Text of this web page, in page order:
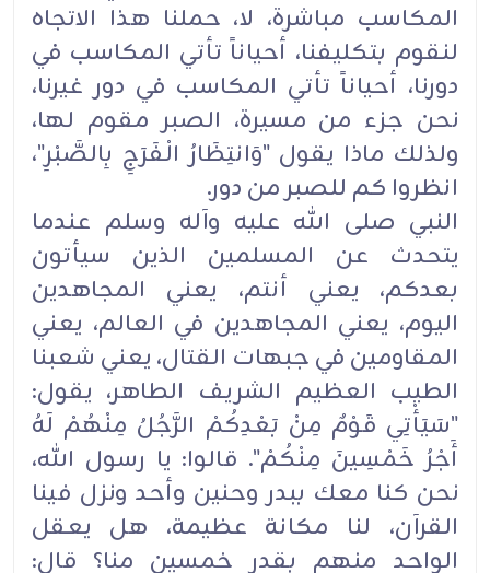
المكاسب مباشرة، لا، حملنا هذا الاتجاه
لنقوم بتكليفنا، أحياناً تأتي المكاسب في
دورنا، أحياناً تأتي المكاسب في دور غيرنا،
نحن جزء من مسيرة، الصبر مقوم لها،
ولذلك ماذا يقول "وَانتِظَارُ الْفَرَجِ بِالصَّبْرِ"،
انظروا كم للصبر من دور.
النبي صلى الله عليه وآله وسلم عندما
يتحدث عن المسلمين الذين سيأتون
بعدكم، يعني أنتم، يعني المجاهدين
اليوم، يعني المجاهدين في العالم، يعني
المقاومين في جبهات القتال، يعني شعبنا
الطيب العظيم الشريف الطاهر، يقول:
"سَيَأْتِي قَوْمٌ مِنْ بَعْدِكُمْ الرَّجُلُ مِنْهُمْ لَهُ
أَجْرُ خَمْسِينَ مِنْكُمْ". قالوا: يا رسول الله،
نحن كنا معك ببدر وحنين وأحد ونزل فينا
القرآن، لنا مكانة عظيمة، هل يعقل
الواحد منهم بقدر خمسين منا؟ قال: